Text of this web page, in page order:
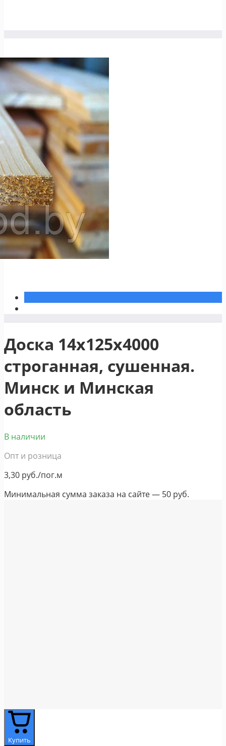
Доска 14х125х4000
строганная, сушенная.
Минск и Минская
область
В наличии
Опт и розница
3,30 руб./пог.м
Минимальная сумма заказа на сайте — 50 руб.
Купить